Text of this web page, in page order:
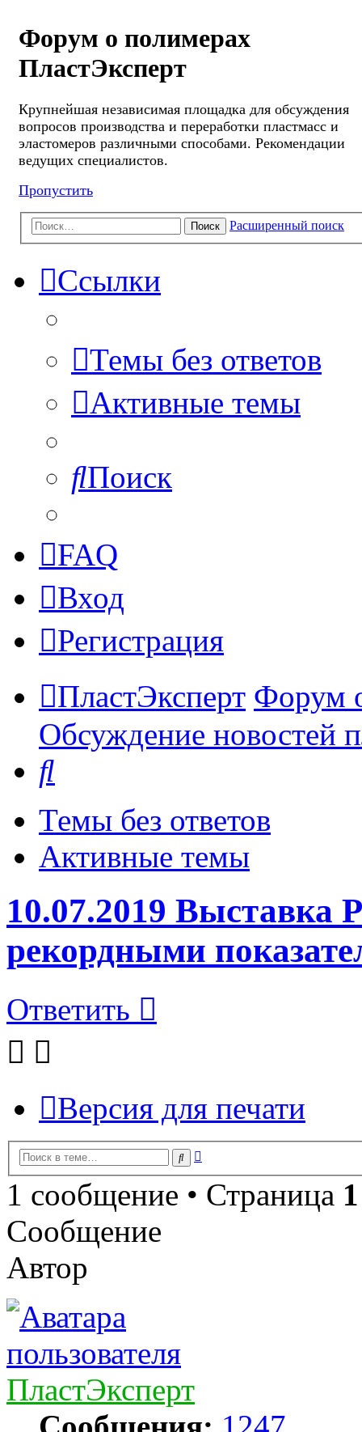
Форум о полимерах
ПластЭксперт
Крупнейшая независимая площадка для обсуждения
вопросов производства и переработки пластмасс и
эластомеров различными способами. Рекомендации
ведущих специалистов.
Пропустить
Поиск Расширенный поиск
Ссылки
Темы без ответов
Активные темы
Поиск
FAQ
Вход
Регистрация
ПластЭксперт Форум
Обсуждение новостей
Темы без ответов
Активные темы
10.07.2019
рекордными
Ответить
Версия для печати
Поиск
1 сообщение • Страница 1
Сообщение
Автор
ПластЭксперт